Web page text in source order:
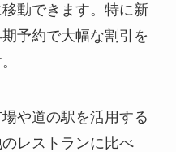
動できます。特に新
予約で大幅な割引を
や道の駅を活用する
レストランに比べ